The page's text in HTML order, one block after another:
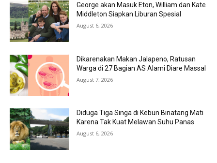
George akan Masuk Eton, William dan Kate
Middleton Siapkan Liburan Spesial
August 6, 2026
Dikarenakan Makan Jalapeno, Ratusan
Warga di 27 Bagian AS Alami Diare Massal
August 7, 2026
Diduga Tiga Singa di Kebun Binatang Mati
Karena Tak Kuat Melawan Suhu Panas
August 6, 2026